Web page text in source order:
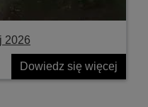
2026
Dowiedz się więcej